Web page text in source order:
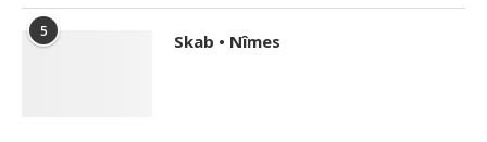
5 Skab • Nîmes